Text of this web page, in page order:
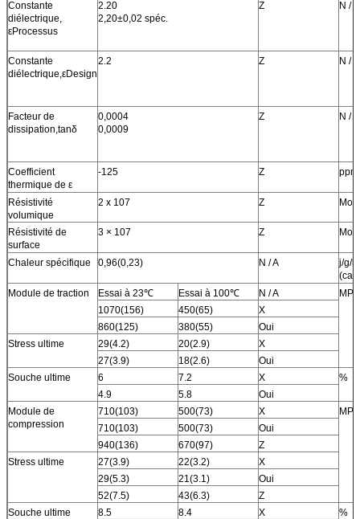
Constante
diélectrique,
εProcessus
2.20
2,20±0,02 spéc.
Z N / A
Constante
diélectrique,εDesign
2.2 Z N / A
Facteur de
dissipation,tanδ
0,0004
0,0009
Z N / A
Coefficient
thermique de ε
-125 Z
Résistivité
volumique
2 x 107 Z
Résistivité de
surface
3 × 107 Z
Chaleur spécifique 0,96(0,23) N / A
j/g/k
(cal/
Module de traction
Essai à 23℃ Essai à 100℃ N / A
1070(156)
450(65)
X
860(125)
380(55)
Oui
Stress ultime
29(4.2) 20(2.9)
X
27(3.9)
18(2.6)
Oui
Souche ultime
6 7.2 X
%
4.9
5.8
Oui
Module de
compression
710(103) 500(73) X
710(103)
500(73)
Oui
940(136)
670(97)
Z
Stress ultime
27(3.9) 22(3.2)
X
29(5.3)
21(3.1)
Oui
52(7.5)
43(6.3)
Z
Souche ultime
8.5 8.4 X
%